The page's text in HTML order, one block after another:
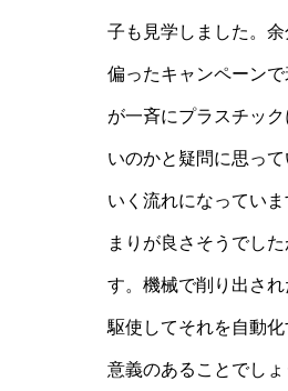
子も見学しました。
偏ったキャンペーン
が一斉にプラスチッ
いのかと疑問に思っ
いく流れになってい
まりが良さそうでし
す。機械で削り出さ
駆使してそれを自動
意義のあることでしょ